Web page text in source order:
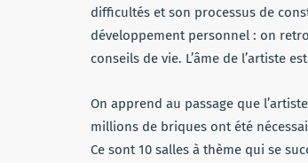
difficultés et son processus de
développement personnel : on
conseils de vie. L’âme de l’artiste
On apprend au passage que
millions de briques ont été
Ce sont 10 salles à thème qui se